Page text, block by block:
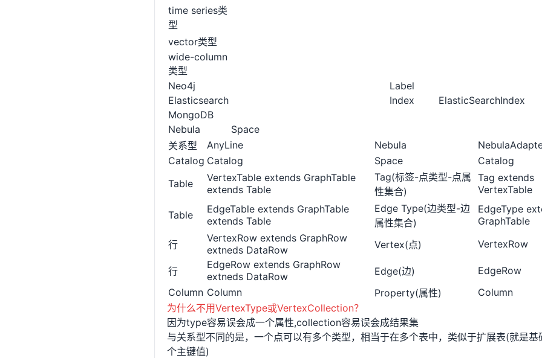
time series类
型
vector类型
wide-column
类型
Neo4j
Label
Elasticsearch
Index ElasticSearchIndex
MongoDB
Nebula
Space
关系型
AnyLine Nebula
Catalog Catalog Space
Catalog
Table
VertexTable extends GraphTable
extends Table
Tag(标签-点类型-点属
性集合)
Tag extends
VertexTable
Table
EdgeTable extends GraphTable
extends Table
Edge Type(边类型-边
属性集合)
EdgeType
GraphTable
行
VertexRow extends GraphRow
extneds DataRow
Vertex(点) VertexRow
行
EdgeRow extends GraphRow
extneds DataRow
Edge(边) EdgeRow
Column Column Property(属性) Column
为什么不用VertexType或VertexCollection？
因为type容易误会成一个属性,collection容易误会成结果集
与关系型不同的是，一个点可以有多个类型，相当于在多个表中，类似于扩展表(就是
个主键值)